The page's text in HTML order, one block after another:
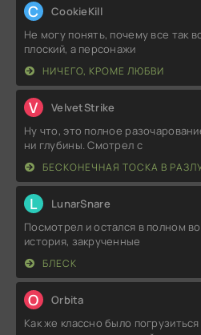
C CookieKill
Не могу понять, почему все так
плоский, а персонажи
НИЧЕГО, КРОМЕ ЛЮБВИ
V VelvetStrike
Ну что, это полное
ни глубины. Смотрел с
БЕСКОНЕЧНАЯ ТОСКА В
L LunarSnare
Посмотрел и остался в полном
история, закрученные
БЛЕСК
O Orbita
Как же классно было